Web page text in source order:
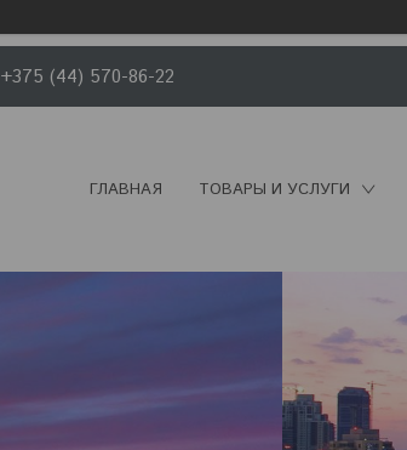
+375 (44) 570-86-22
ГЛАВНАЯ ТОВАРЫ И УСЛУГИ